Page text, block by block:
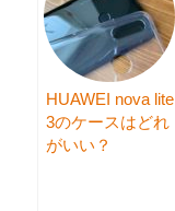
HUAWEI nova lite
3のケースはどれ
がいい？